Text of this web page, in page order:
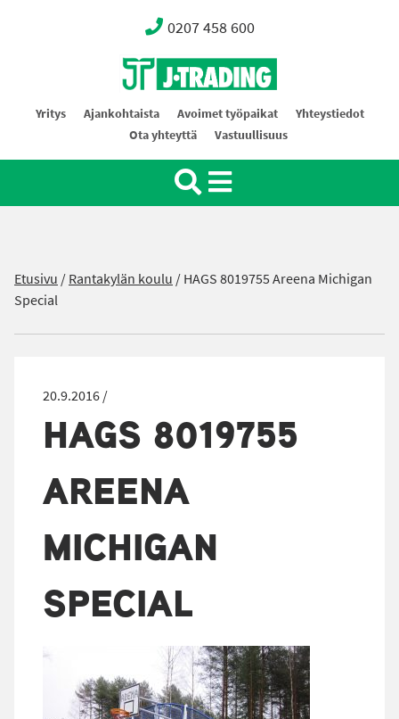
0207 458 600
Oy J-Trading Ab
Yritys Ajankohtaista Avoimet työpaikat
Yhteystiedot
Ota yhteyttä
Vastuullisuus
Etusivu /Rantakylän koulu /HAGS 8019755 Areena Michigan
Special
20.9.2016 /
HAGS 8019755
AREENA
MICHIGAN
SPECIAL